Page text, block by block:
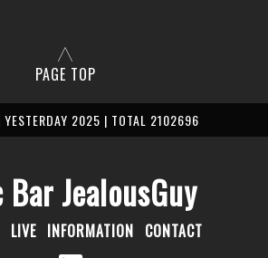
PAGE TOP
2025 | TOTAL 2102696
Bar JealousGuy
LIVE INFORMATION CONTACT